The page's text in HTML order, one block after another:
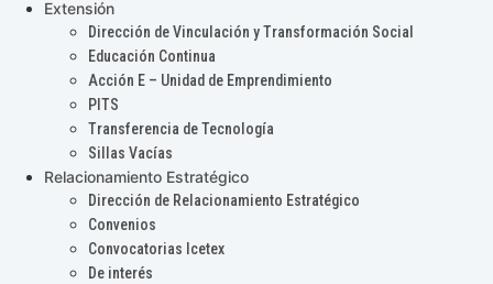
Extensión
Dirección de Vinculación y Transformación Social
Educación Continua
Acción E – Unidad de Emprendimiento
PITS
Transferencia de Tecnología
Sillas Vacías
Relacionamiento Estratégico
Dirección de Relacionamiento Estratégico
Convenios
Convocatorias Icetex
De interés